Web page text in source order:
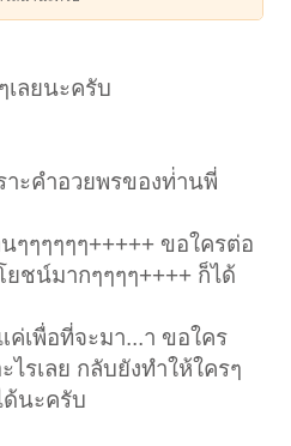
ลยนะครับ
าะคำอวยพรของท่่านพี่
ๆๆๆๆๆๆ+++++ ขอใครต่อ
ชน์มากๆๆๆๆ++++ ก็ได้
เพื่อที่จะมา...า ขอใคร
รเลย กลับยังทำให้ใครๆ
ด้นะครับ